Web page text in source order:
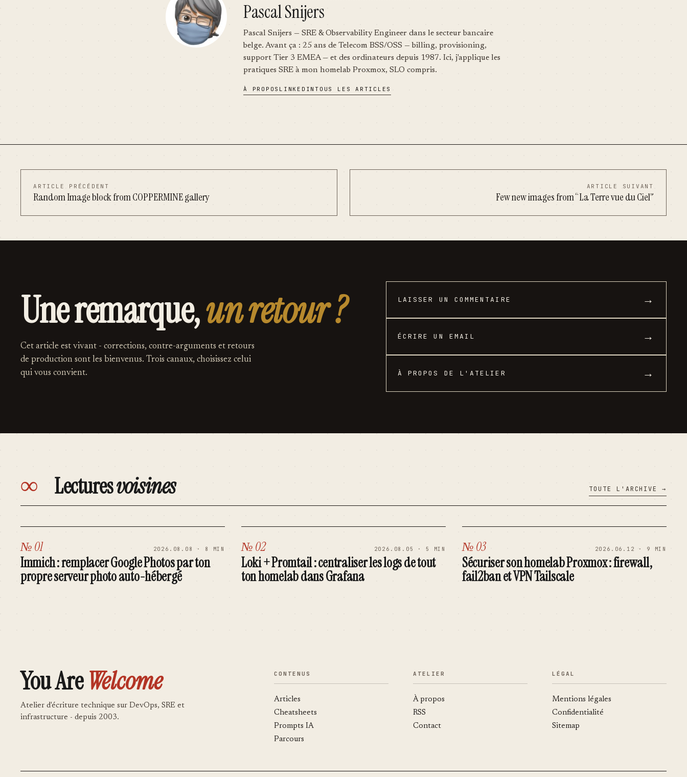
Pascal Snijers
Pascal Snijers — SRE & Observability Engineer dans le secteur bancaire
belge. Avant ça : 25 ans de Telecom BSS/OSS — billing, provisioning,
support Tier 3 EMEA — et des ordinateurs depuis 1987. Ici, j'applique les
pratiques SRE à mon homelab Proxmox, SLO compris.
À PROPOS LINKEDINTOUS LES ARTICLES
ARTICLE PRÉCÉDENT
Random Image block from COPPERMINE gallery
ARTICLE SUIVANT
Few new images from “La Terre vue du Ciel”
Une remarque,un retour ?
Cet article est vivant - corrections, contre-arguments et retours
de production sont les bienvenus. Trois canaux, choisissez celui
qui vous convient.
LAISSER UN COMMENTAIRE →
ÉCRIRE UN EMAIL →
À PROPOS DE L'ATELIER →
∞ Lecturesvoisines TOUTE L'ARCHIVE →
№ 01 2026.08.08 · 8 MIN
Immich : remplacer Google Photos par ton
propre serveur photo auto-hébergé
№ 02 2026.08.05 · 5 MIN
Loki + Promtail : centraliser les logs de tout
ton homelab dans Grafana
№ 03 2026.06.12 · 9 MIN
Sécuriser son homelab Proxmox : firewall,
fail2ban et VPN Tailscale
You AreWelcome
Atelier d'écriture technique sur DevOps, SRE et
infrastructure - depuis 2003.
CONTENUS
Articles
Cheatsheets
Prompts IA
Parcours
ATELIER
À propos
RSS
Contact
LÉGAL
Mentions légales
Confidentialité
Sitemap